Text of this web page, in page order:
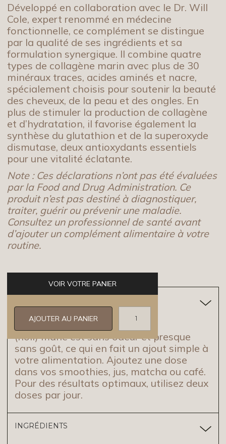
Développé en collaboration avec le Dr. Will
Cole, expert renommé en médecine
fonctionnelle, ce complément se distingue
par la qualité de ses ingrédients et sa
formulation synergique. Il combine quatre
types de collagène marin avec plus de 30
minéraux traces, acides aminés et nacre,
spécialement choisis pour soutenir la beauté
des cheveux, de la peau et des ongles. En
plus de stimuler la production de collagène
et d’hydratation, il favorise également la
synthèse du glutathion et de la superoxyde
dismutase, deux antioxydants essentiels
pour une vitalité éclatante.
Note : Ces déclarations n’ont pas été évaluées
par la Food and Drug Administration. Ce
produit n’est pas destiné à diagnostiquer,
traiter, guérir ou prévenir une maladie.
Consultez un professionnel de santé avant
d’ajouter un complément alimentaire à votre
routine.
VOIR VOTRE PANIER
(holi) mane est sans odeur et presque
sans goût, ce qui en fait un ajout simple à
votre alimentation. Ajoutez une dose
dans vos smoothies, jus, matcha ou café.
Pour des résultats optimaux, utilisez deux
doses par jour.
INGRÉDIENTS